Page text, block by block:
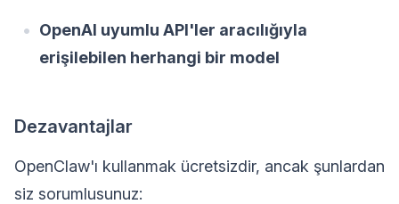
OpenAI uyumlu API'ler aracılığıyla
erişilebilen herhangi bir model
Dezavantajlar
OpenClaw'ı kullanmak ücretsizdir, ancak şunlardan
siz sorumlusunuz: